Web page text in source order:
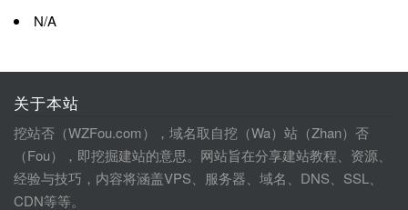
N/A
关于本站
挖站否（WZFou.com），域名取自挖（Wa）站（Zhan）否
（Fou），即挖掘建站的意思。网站旨在分享建站教程、资源、
经验与技巧，内容将涵盖VPS、服务器、域名、DNS、SSL、
CDN等等。